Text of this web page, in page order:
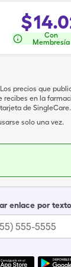
$
Con
Membresía
precios que
en la
de SingleCare.
solo una vez.
enlace por texto